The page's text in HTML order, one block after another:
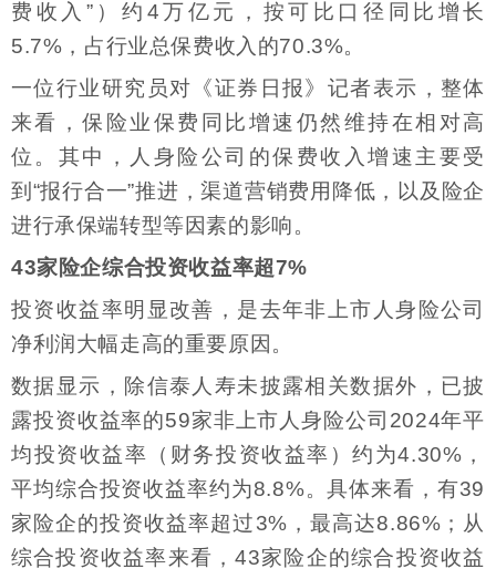
费收入”）约4万亿元，按可比口径同比增长
5.7%，占行业总保费收入的70.3%。
一位行业研究员对《证券日报》记者表示，整体
来看，保险业保费同比增速仍然维持在相对高
位。其中，人身险公司的保费收入增速主要受
到“报行合一”推进，渠道营销费用降低，以及险企
进行承保端转型等因素的影响。
43家险企综合投资收益率超7%
投资收益率明显改善，是去年非上市人身险公司
净利润大幅走高的重要原因。
数据显示，除信泰人寿未披露相关数据外，已披
露投资收益率的59家非上市人身险公司2024年平
均投资收益率（财务投资收益率）约为4.30%，
平均综合投资收益率约为8.8%。具体来看，有39
家险企的投资收益率超过3%，最高达8.86%；从
综合投资收益率来看，43家险企的综合投资收益